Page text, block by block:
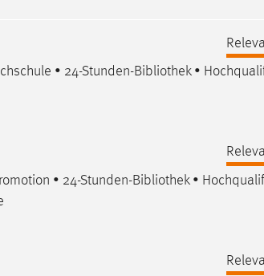
• 24-Stunden-Bibliothek•
• 24-Stunden-Bibliothek•